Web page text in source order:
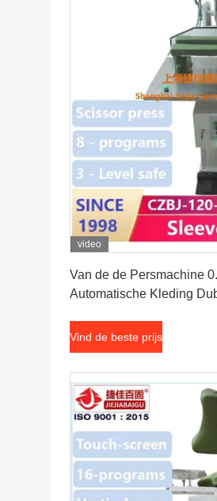
video
Van de de Persmachine
Automatische Kleding
Vind de beste prijs